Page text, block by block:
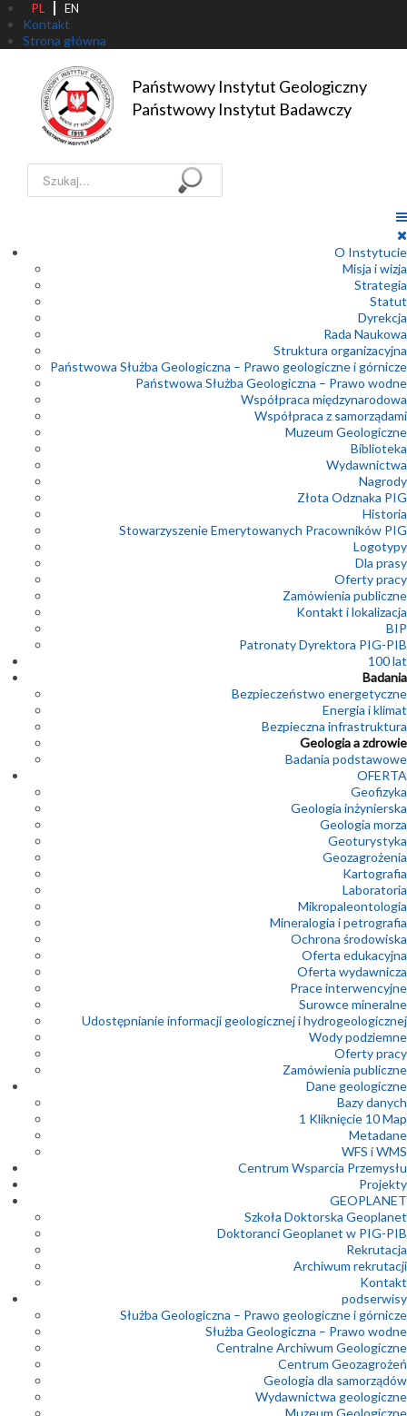
PL EN
Kontakt
Strona główna
Państwowy Instytut Geologiczny
Państwowy Instytut Badawczy
Szukaj...
O Instytucie
Misja i wizja
Strategia
Statut
Dyrekcja
Rada Naukowa
Struktura organizacyjna
Państwowa Służba Geologiczna – Prawo geologiczne i górnicze
Państwowa Służba Geologiczna – Prawo wodne
Współpraca międzynarodowa
Współpraca z samorządami
Muzeum Geologiczne
Biblioteka
Wydawnictwa
Nagrody
Złota Odznaka PIG
Historia
Stowarzyszenie Emerytowanych Pracowników PIG
Logotypy
Dla prasy
Oferty pracy
Zamówienia publiczne
Kontakt i lokalizacja
BIP
Patronaty Dyrektora PIG-PIB
100 lat
Badania
Bezpieczeństwo energetyczne
Energia i klimat
Bezpieczna infrastruktura
Geologia a zdrowie
Badania podstawowe
OFERTA
Geofizyka
Geologia inżynierska
Geologia morza
Geoturystyka
Geozagrożenia
Kartografia
Laboratoria
Mikropaleontologia
Mineralogia i petrografia
Ochrona środowiska
Oferta edukacyjna
Oferta wydawnicza
Prace interwencyjne
Surowce mineralne
Udostępnianie informacji geologicznej i hydrogeologicznej
Wody podziemne
Oferty pracy
Zamówienia publiczne
Dane geologiczne
Bazy danych
1 Kliknięcie 10 Map
Metadane
WFS i WMS
Centrum Wsparcia Przemysłu
Projekty
GEOPLANET
Szkoła Doktorska Geoplanet
Doktoranci Geoplanet w PIG-PIB
Rekrutacja
Archiwum rekrutacji
Kontakt
podserwisy
Służba Geologiczna – Prawo geologiczne i górnicze
Służba Geologiczna – Prawo wodne
Centralne Archiwum Geologiczne
Centrum Geozagrożeń
Geologia dla samorządów
Wydawnictwa geologiczne